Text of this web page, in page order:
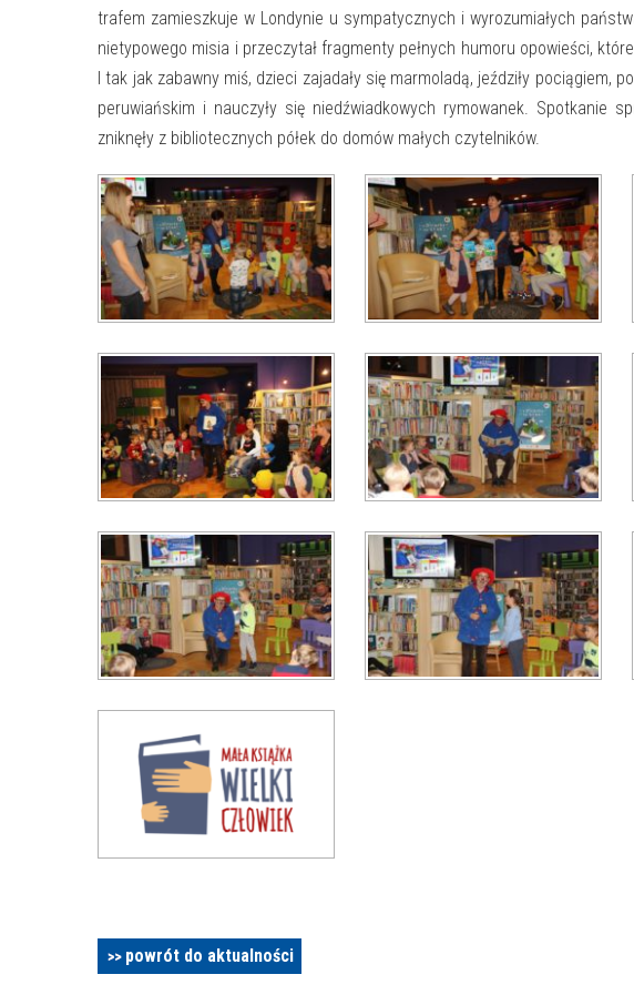
trafem zamieszkuje w Londynie u sympatycznych i wyrozumiałych
nietypowego misia i przeczytał fragmenty pełnych humoru opowieści,
I tak jak zabawny miś, dzieci zajadały się marmoladą, jeździły pociągiem,
peruwiańskim i nauczyły się niedźwiadkowych rymowanek. Spotkanie
zniknęły z bibliotecznych półek do domów małych czytelników.
powrót do aktualności